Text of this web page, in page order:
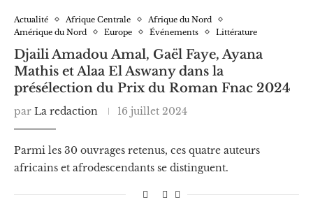
Actualité Afrique Centrale
Afrique du Nord
Amérique du Nord
Europe Événements Littérature
Djaili Amadou Amal, Gaël Faye, Ayana
Mathis et Alaa El Aswany dans la
présélection du Prix du Roman Fnac 2024
par La redaction 16 juillet 2024
Parmi les 30 ouvrages retenus, ces quatre auteurs
africains et afrodescendants se distinguent.